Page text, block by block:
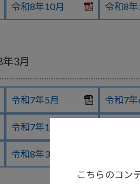
こちらのコン
令和8年10月 令和8年
3月
令和7年5月 令和7年
令和7年10月
令和8年3月